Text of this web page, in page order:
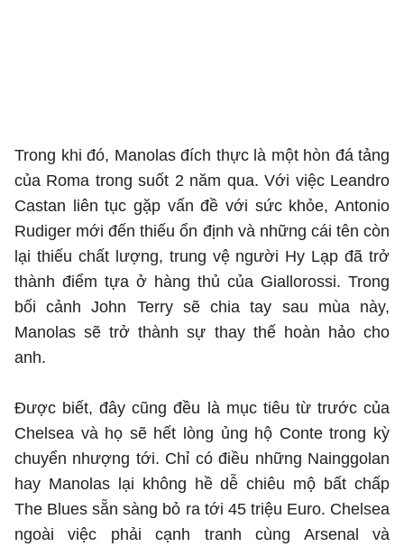
Trong khi đó, Manolas đích thực là một hòn đá tảng
của Roma trong suốt 2 năm qua. Với việc Leandro
Castan liên tục gặp vấn đề với sức khỏe, Antonio
Rudiger mới đến thiếu ổn định và những cái tên còn
lại thiếu chất lượng, trung vệ người Hy Lạp đã trở
thành điểm tựa ở hàng thủ của Giallorossi. Trong
bối cảnh John Terry sẽ chia tay sau mùa này,
Manolas sẽ trở thành sự thay thế hoàn hảo cho
anh.
Được biết, đây cũng đều là mục tiêu từ trước của
Chelsea và họ sẽ hết lòng ủng hộ Conte trong kỳ
chuyển nhượng tới. Chỉ có điều những Nainggolan
hay Manolas lại không hề dễ chiêu mộ bất chấp
The Blues sẵn sàng bỏ ra tới 45 triệu Euro. Chelsea
ngoài việc phải cạnh tranh cùng Arsenal và